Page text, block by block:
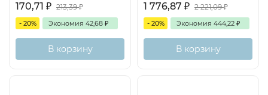
170,71 ₽ 213,39₽
- 20% Экономия 42,68 ₽
В корзину
1 776,87 ₽ 2 221,09₽
- 20% Экономия 444,22 ₽
В корзину